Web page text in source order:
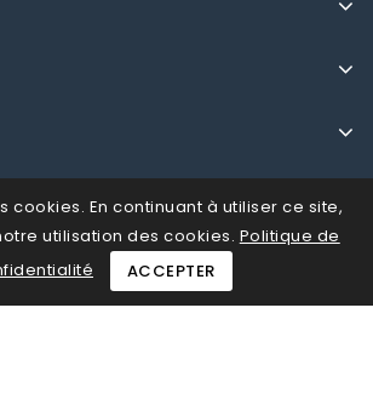
cookies. En continuant à utiliser ce site,
utilisation des cookies. Politique de
ACCEPTER